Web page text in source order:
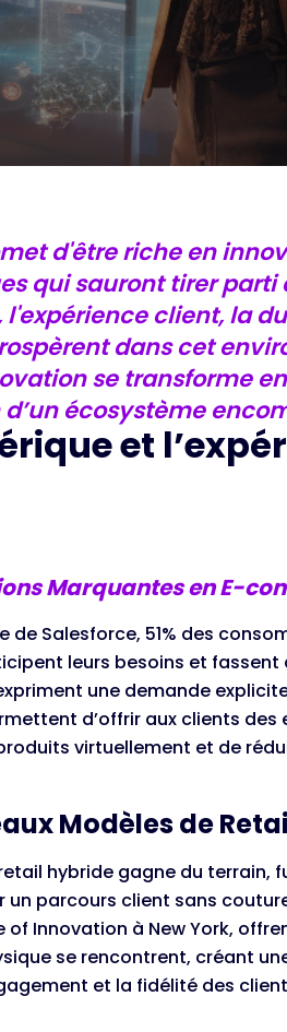
d'être riche en
qui sauront tirer
client, la
dans cet
se transforme
d’un écosystème
et
Marquantes en E-
de Salesforce, 51% des
leurs besoins et
une demande
d’offrir aux clients des
virtuellement et de
Modèles de
hybride gagne du terrain,
un parcours client sans
of Innovation à New York,
se rencontrent, créant
et la fidélité des